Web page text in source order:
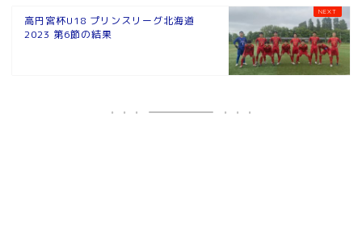
高円宮杯U18 プリンスリーグ北海道
2023 第6節の結果